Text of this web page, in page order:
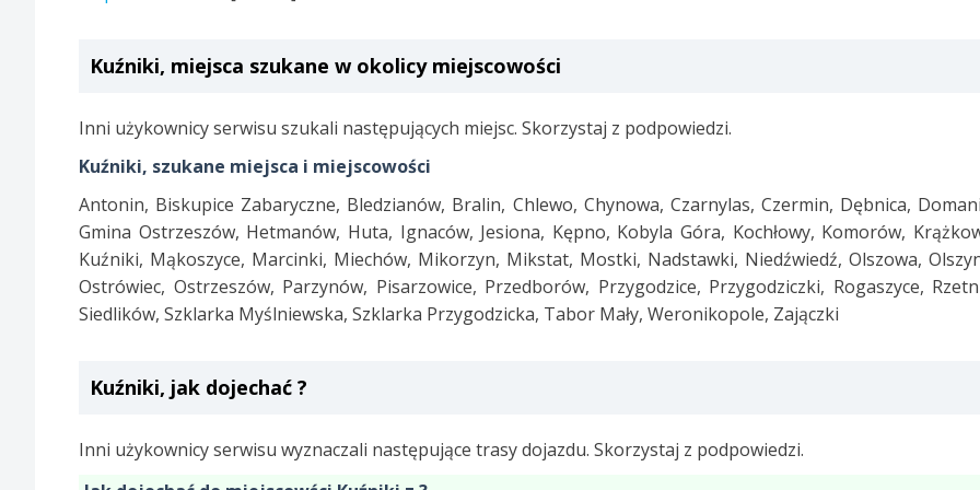
Kuźniki, miejsca szukane w okolicy miejscowości
Inni użykownicy serwisu szukali następujących miejsc. Skorzystaj z podpowiedzi.
Kuźniki, szukane miejsca i miejscowości
Antonin, Biskupice Zabaryczne, Bledzianów, Bralin, Chlewo, Chynowa, Czarnylas, Czermin, Dębnica,
Gmina Ostrzeszów, Hetmanów, Huta, Ignaców, Jesiona, Kępno, Kobyla Góra, Kochłowy, Komorów,
Kuźniki, Mąkoszyce, Marcinki, Miechów, Mikorzyn, Mikstat, Mostki, Nadstawki, Niedźwiedź, Olszowa,
Ostrówiec, Ostrzeszów, Parzynów, Pisarzowice, Przedborów, Przygodzice, Przygodziczki, Rogaszyce,
Siedlików, Szklarka Myślniewska, Szklarka Przygodzicka, Tabor Mały, Weronikopole, Zajączki
Kuźniki, jak dojechać ?
Inni użykownicy serwisu wyznaczali następujące trasy dojazdu. Skorzystaj z podpowiedzi.